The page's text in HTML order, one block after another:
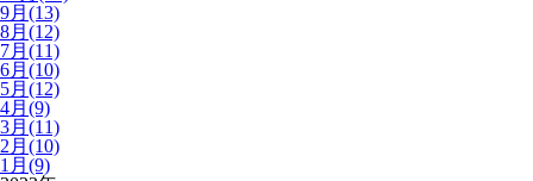
9月(13)
8月(12)
7月(11)
6月(10)
5月(12)
4月(9)
3月(11)
2月(10)
1月(9)